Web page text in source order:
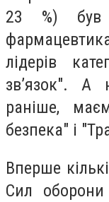
23 %) був
лідерів
зв’язок". А
раніше,
безпека" і
Вперше
Сил